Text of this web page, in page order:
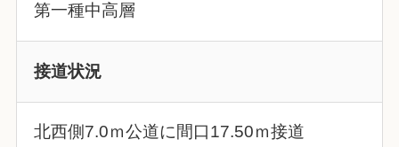
第一種中高層
接道状況
北西側7.0ｍ公道に間口17.50ｍ接道